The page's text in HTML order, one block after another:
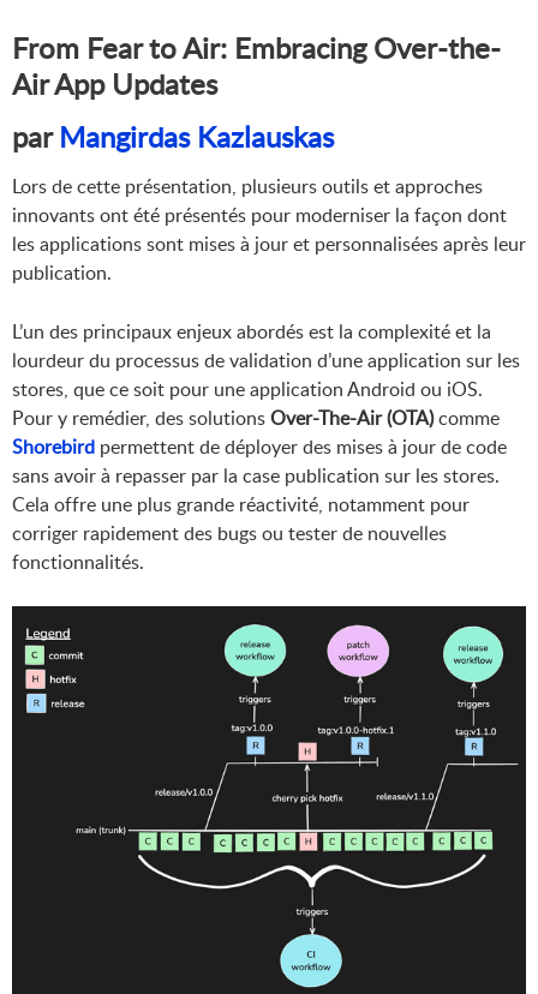
From Fear to Air: Embracing Over-the-
Air App Updates
parMangirdas Kazlauskas
Lors de cette présentation, plusieurs outils et approches
innovants ont été présentés pour moderniser la façon dont
les applications sont mises à jour et personnalisées après leur
publication.
L’un des principaux enjeux abordés est la complexité et la
lourdeur du processus de validation d’une application sur les
stores, que ce soit pour une application Android ou iOS.
Pour y remédier, des solutionsOver-The-Air (OTA)comme
Shorebird permettent de déployer des mises à jour de code
sans avoir à repasser par la case publication sur les stores.
Cela offre une plus grande réactivité, notamment pour
corriger rapidement des bugs ou tester de nouvelles
fonctionnalités.